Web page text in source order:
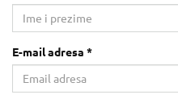
E-mail adresa *